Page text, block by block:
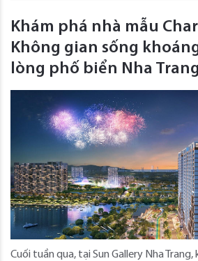
Khám phá nhà mẫu
Không gian sống
lòng phố biển Nha Trang
Cuối tuần qua, tại Sun Gallery Nha